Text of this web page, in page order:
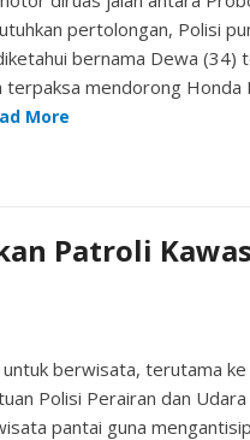
pertolongan, Polisi
bernama Dewa (34)
mendorong Honda
More
Patroli
berwisata, terutama
Polisi Perairan dan
pantai guna